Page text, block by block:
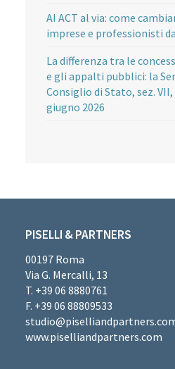
AI ACT al via: come
imprese e professionisti
La differenza tra le
e gli appalti pubblici: la
Consiglio di Stato, sez. VII,
giugno 2026
PISELLI & PARTNERS
00197 Roma
Via G. Mercalli, 13
T. +39 06 8880761
F. +39 06 88809533
www.piselliandpartners.com